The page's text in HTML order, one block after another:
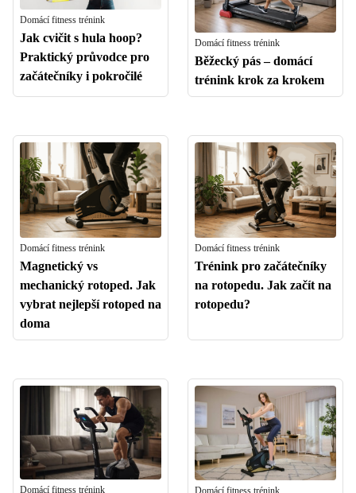
Domácí fitness trénink
Jak cvičit s hula hoop?
Praktický průvodce pro
začátečníky i pokročilé
Domácí fitness trénink
Běžecký pás – domácí
trénink krok za krokem
Domácí fitness trénink
Magnetický vs
mechanický rotoped. Jak
vybrat nejlepší rotoped na
doma
Domácí fitness trénink
Trénink pro začátečníky
na rotopedu. Jak začít na
rotopedu?
Domácí fitness trénink